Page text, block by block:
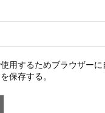
用するためブラウザー
保存する。